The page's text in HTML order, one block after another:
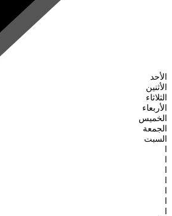
الأحد
الأثنين
الثلاثاء
الأربعاء
الخميس
الجمعة
السبت